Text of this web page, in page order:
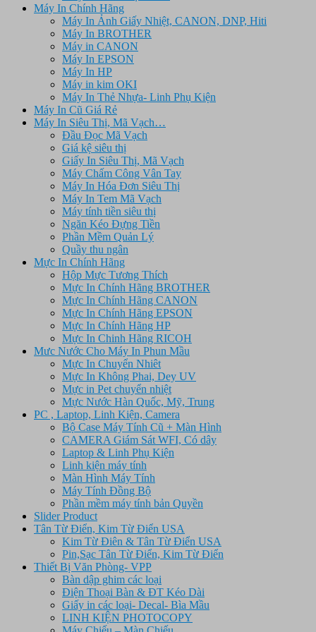
Máy In Chính Hãng
Máy In Ảnh Giấy Nhiệt, CANON, DNP, Hiti
Máy In BROTHER
Máy in CANON
Máy In EPSON
Máy In HP
Máy in kim OKI
Máy In Thẻ Nhựa- Linh Phụ Kiện
Máy In Cũ Giá Rẻ
Máy In Siêu Thị, Mã Vạch…
Đầu Đọc Mã Vạch
Giá kệ siêu thị
Giấy In Siêu Thị, Mã Vạch
Máy Chấm Công Vân Tay
Máy In Hóa Đơn Siêu Thị
Máy In Tem Mã Vạch
Máy tính tiền siêu thị
Ngăn Kéo Đựng Tiền
Phần Mềm Quản Lý
Quầy thu ngân
Mực In Chính Hãng
Hộp Mực Tương Thích
Mực In Chính Hãng BROTHER
Mực In Chính Hãng CANON
Mực In Chính Hãng EPSON
Mực In Chính Hãng HP
Mực In Chinh Hãng RICOH
Mưc Nước Cho Máy In Phun Mầu
Mực In Chuyển Nhiêt
Mực In Không Phai, Dey UV
Mực in Pet chuyển nhiệt
Mực Nước Hàn Quốc, Mỹ, Trung
PC , Laptop, Linh Kiện, Camera
Bộ Case Máy Tính Cũ + Màn Hình
CAMERA Giám Sát WFI, Có dây
Laptop & Linh Phụ Kiện
Linh kiện máy tính
Màn Hình Máy Tính
Máy Tính Đồng Bộ
Phần mềm máy tính bản Quyền
Slider Product
Tân Từ Điển, Kim Từ Điển USA
Kim Từ Điên & Tân Từ Điển USA
Pin,Sạc Tân Từ Điển, Kim Từ Điển
Thiết Bị Văn Phòng- VPP
Bàn dập ghim các loại
Điện Thoại Bàn & ĐT Kéo Dài
Giấy in các loại- Decal- Bìa Mầu
LINH KIỆN PHOTOCOPY